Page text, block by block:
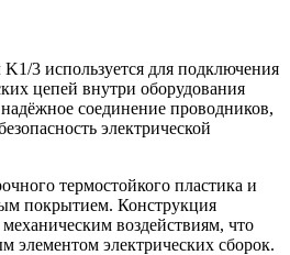
3 используется для подключения
цепей внутри оборудования
соединение проводников,
электрической
термостойкого пластика и
покрытием. Конструкция
воздействиям, что
элементом электрических сборок.